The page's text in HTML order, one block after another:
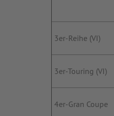
3er-Reihe (VI)
3er-Touring (VI)
4er-Gran Coupe